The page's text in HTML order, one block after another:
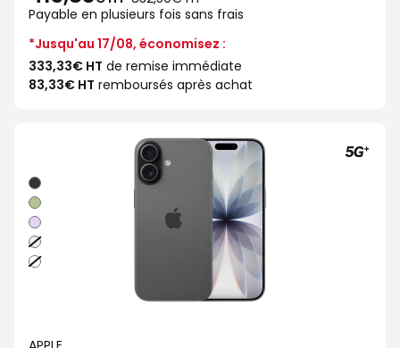
lieu
de
Payable en plusieurs fois sans frais
*Jusqu'au 17/08, économisez :
333,33€ HT de remise immédiate
83,33€ HT remboursés après achat
Noir
Sauge
Lavande
Brume
Blanc